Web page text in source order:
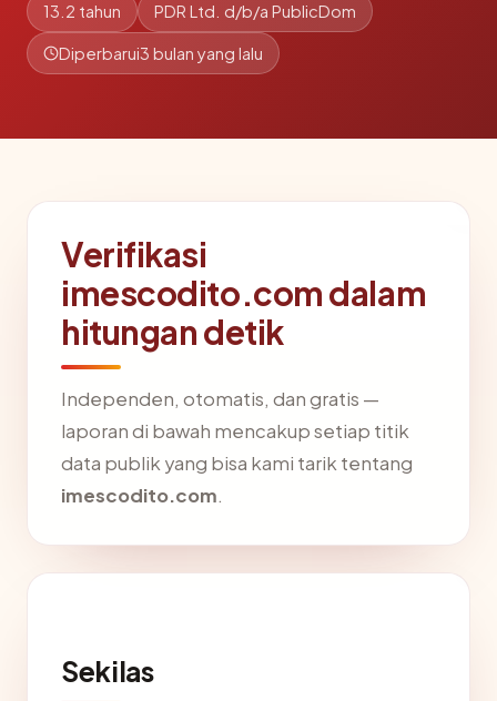
13.2 tahun PDR Ltd. d/b/a PublicDom
Diperbarui3 bulan yang lalu
Verifikasi
imescodito.com dalam
hitungan detik
Independen, otomatis, dan gratis —
laporan di bawah mencakup setiap titik
data publik yang bisa kami tarik tentang
imescodito.com.
Sekilas